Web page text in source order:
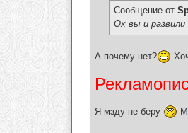
Сообщение от
Ох вы и
А почему нет?
Я мзду не беру